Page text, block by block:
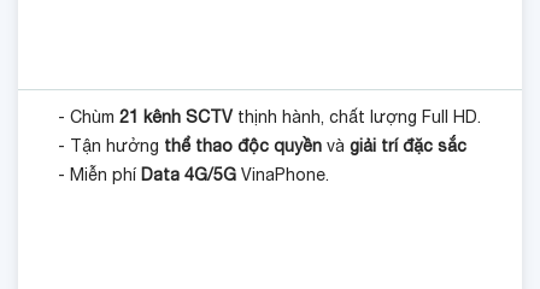
- Chùm21 kênh SCTV thịnh hành, chất lượng Full HD.
- Tận hưởng thể thao độc quyền vàgiải trí đặc sắc
- Miễn phí Data 4G/5G VinaPhone.